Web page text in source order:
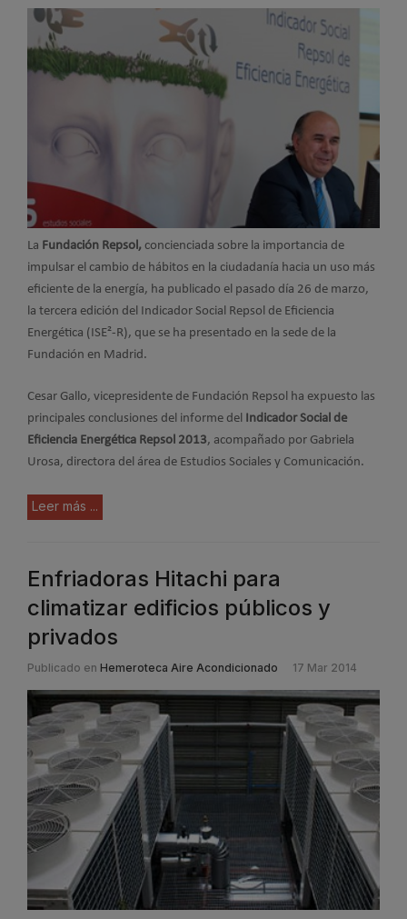
La Fundación Repsol, concienciada sobre la importancia de
impulsar el cambio de hábitos en la ciudadanía hacia un uso más
eficiente de la energía, ha publicado el pasado día 26 de marzo,
la tercera edición del Indicador Social Repsol de Eficiencia
Energética (ISE²-R), que se ha presentado en la sede de la
Fundación en Madrid.
Cesar Gallo, vicepresidente de Fundación Repsol ha expuesto las
principales conclusiones del informe del Indicador Social de
Eficiencia Energética Repsol 2013, acompañado por Gabriela
Urosa, directora del área de Estudios Sociales y Comunicación.
Leer más ...
Enfriadoras Hitachi para
climatizar edificios públicos y
privados
Publicado en Hemeroteca Aire Acondicionado 17 Mar 2014